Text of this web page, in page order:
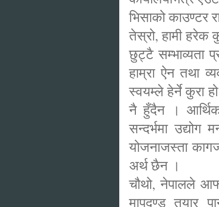
भिसाको काउण्टर
तेस्रो, हामी हरेक
छुट्टै सम्भाव्यता
हाम्रा ऐन तथा
स्वयम्ले हेर्ने कुरा
नै हुँदैन । आर्थिक
सन्दर्भमा उद्योग
योजनाजस्ता
अर्थ छैन ।
चौथो, नेपालले
मापदण्ड तयार